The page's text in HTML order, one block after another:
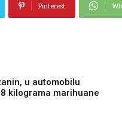
Pinterest
u automobilu
kilograma marihuane